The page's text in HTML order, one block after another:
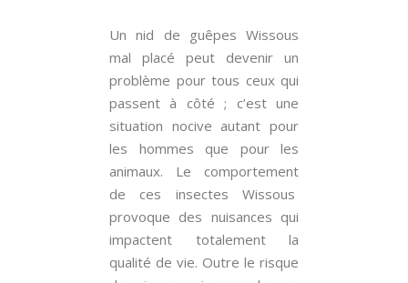
Un nid de guêpes Wissous
mal placé peut devenir un
problème pour tous ceux qui
passent à côté ; c’est une
situation nocive autant pour
les hommes que pour les
animaux. Le comportement
de ces insectes Wissous
provoque des nuisances qui
impactent totalement la
qualité de vie. Outre le risque